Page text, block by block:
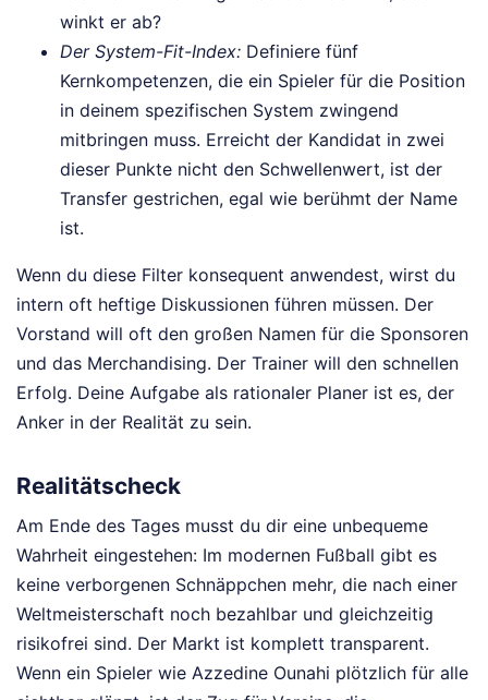
winkt er ab?
Der System-Fit-Index: Definiere fünf
Kernkompetenzen, die ein Spieler für die Position
in deinem spezifischen System zwingend
mitbringen muss. Erreicht der Kandidat in zwei
dieser Punkte nicht den Schwellenwert, ist der
Transfer gestrichen, egal wie berühmt der Name
ist.
Wenn du diese Filter konsequent anwendest, wirst du
intern oft heftige Diskussionen führen müssen. Der
Vorstand will oft den großen Namen für die Sponsoren
und das Merchandising. Der Trainer will den schnellen
Erfolg. Deine Aufgabe als rationaler Planer ist es, der
Anker in der Realität zu sein.
Realitätscheck
Am Ende des Tages musst du dir eine unbequeme
Wahrheit eingestehen: Im modernen Fußball gibt es
keine verborgenen Schnäppchen mehr, die nach einer
Weltmeisterschaft noch bezahlbar und gleichzeitig
risikofrei sind. Der Markt ist komplett transparent.
Wenn ein Spieler wie Azzedine Ounahi plötzlich für alle